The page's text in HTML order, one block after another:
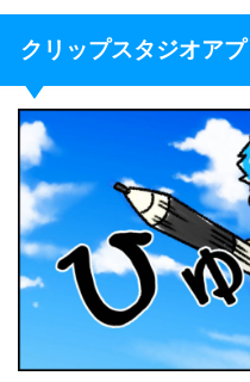
クリップスタジオア